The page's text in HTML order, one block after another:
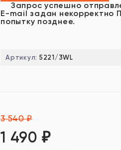
Запрос успешно
E-mail задан некорректно
попытку позднее.
Артикул: 5221/3WL
3 540₽
1 490 ₽